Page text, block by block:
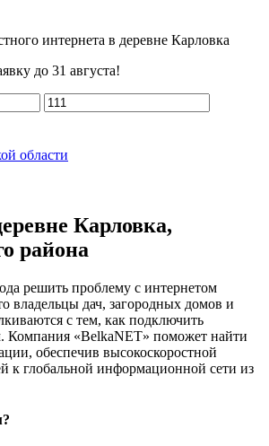
интернета в деревне Карловка
до 31 августа!
области
Карловка,
района
решить проблему с интернетом
владельцы дач, загородных домов и
с тем, как подключить
Компания «BelkaNET» поможет найти
обеспечив высокоскоростной
к глобальной информационной сети из